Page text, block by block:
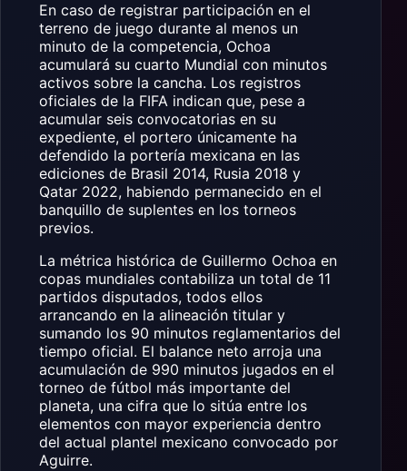
En caso de registrar participación en el
terreno de juego durante al menos un
minuto de la competencia, Ochoa
acumulará su cuarto Mundial con minutos
activos sobre la cancha. Los registros
oficiales de la FIFA indican que, pese a
acumular seis convocatorias en su
expediente, el portero únicamente ha
defendido la portería mexicana en las
ediciones de Brasil 2014, Rusia 2018 y
Qatar 2022, habiendo permanecido en el
banquillo de suplentes en los torneos
previos.
La métrica histórica de Guillermo Ochoa en
copas mundiales contabiliza un total de 11
partidos disputados, todos ellos
arrancando en la alineación titular y
sumando los 90 minutos reglamentarios del
tiempo oficial. El balance neto arroja una
acumulación de 990 minutos jugados en el
torneo de fútbol más importante del
planeta, una cifra que lo sitúa entre los
elementos con mayor experiencia dentro
del actual plantel mexicano convocado por
Aguirre.